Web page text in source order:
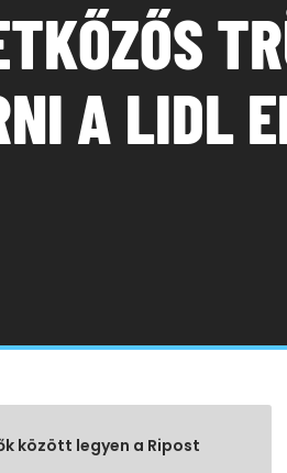
A LIDL
között legyen a Ripost